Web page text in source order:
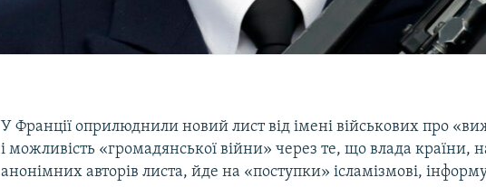
У Франції оприлюднили новий лист від імені військових про
і можливість «громадянської війни» через те, що влада країни,
анонімних авторів листа, йде на «поступки» ісламізмові,